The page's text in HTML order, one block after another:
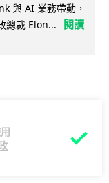
與 AI 業務帶動，
總裁 Elon...
閱讀